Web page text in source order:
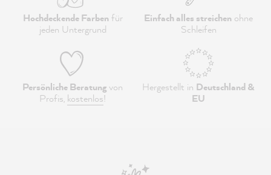
Hochdeckende Farbenfür
jeden Untergrund
Einfach alles streichen ohne
Schleifen
Persönliche Beratungvon
Profis, kostenlos!
Hergestellt in Deutschland &
EU